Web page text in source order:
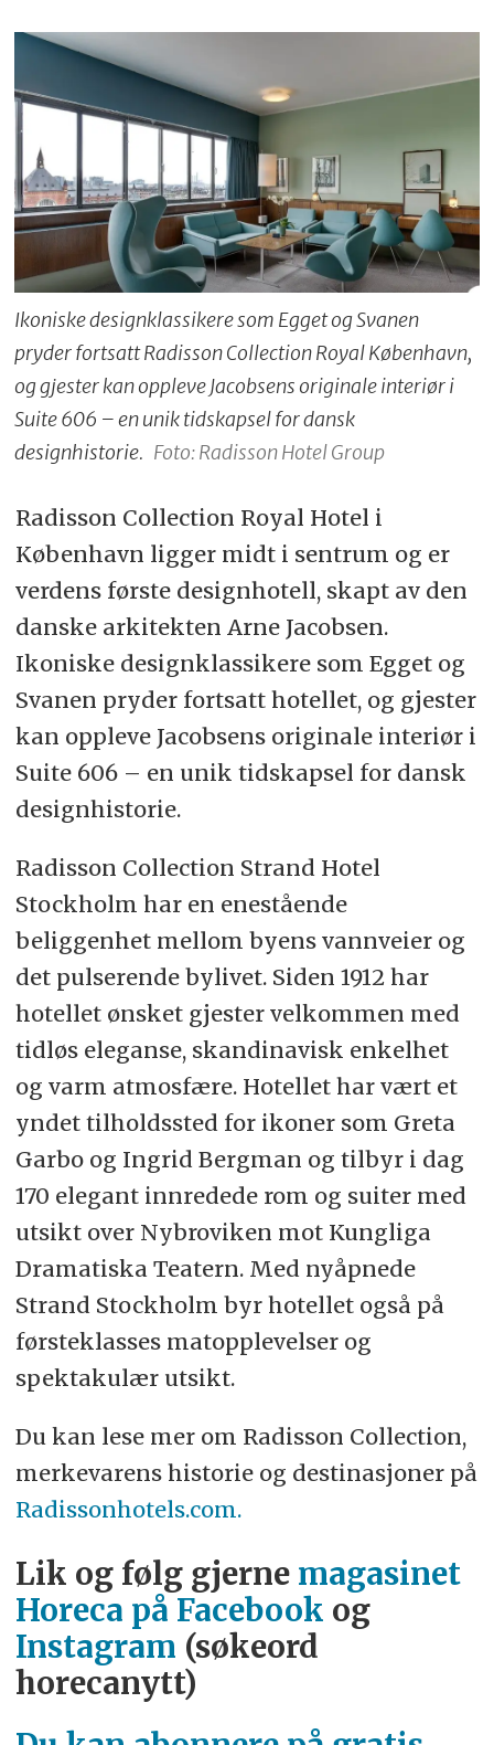
Ikoniske designklassikere som Egget og Svanen
pryder fortsatt Radisson Collection Royal København,
og gjester kan oppleve Jacobsens originale interiør i
Suite 606 – en unik tidskapsel for dansk
designhistorie. Foto: Radisson Hotel Group
Radisson Collection Royal Hotel i
København ligger midt i sentrum og er
verdens første designhotell, skapt av den
danske arkitekten Arne Jacobsen.
Ikoniske designklassikere som Egget og
Svanen pryder fortsatt hotellet, og gjester
kan oppleve Jacobsens originale interiør i
Suite 606 – en unik tidskapsel for dansk
designhistorie.
Radisson Collection Strand Hotel
Stockholm har en enestående
beliggenhet mellom byens vannveier og
det pulserende bylivet. Siden 1912 har
hotellet ønsket gjester velkommen med
tidløs eleganse, skandinavisk enkelhet
og varm atmosfære. Hotellet har vært et
yndet tilholdssted for ikoner som Greta
Garbo og Ingrid Bergman og tilbyr i dag
170 elegant innredede rom og suiter med
utsikt over Nybroviken mot Kungliga
Dramatiska Teatern. Med nyåpnede
Strand Stockholm byr hotellet også på
førsteklasses matopplevelser og
spektakulær utsikt.
Du kan lese mer om Radisson Collection,
merkevarens historie og destinasjoner på
Radissonhotels.com.
Lik og følg gjerne magasinet
Horeca på Facebook og
Instagram (søkeord
horecanytt)